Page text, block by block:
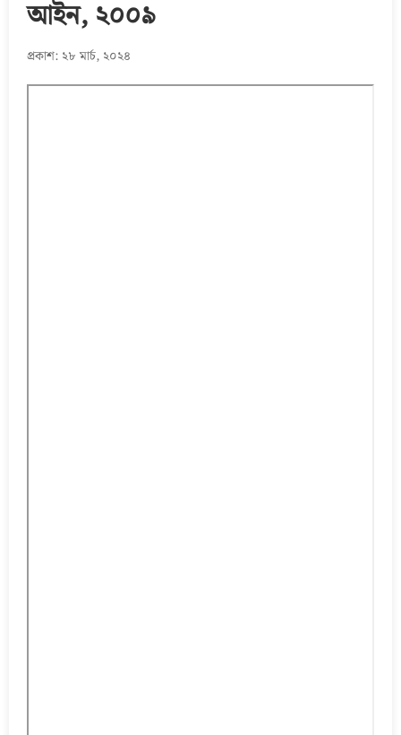
আইন, ২০০৯
প্রকাশ: ২৮ মার্চ, ২০২৪